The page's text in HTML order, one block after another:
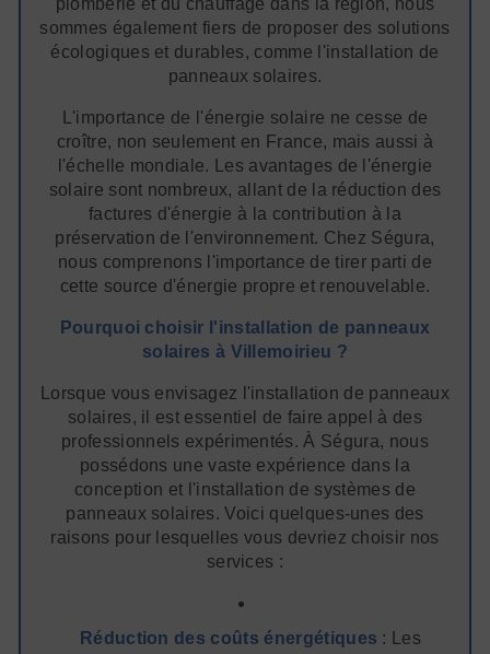
plomberie et du chauffage dans la région, nous
sommes également fiers de proposer des solutions
écologiques et durables, comme l'installation de
panneaux solaires.
L'importance de l'énergie solaire ne cesse de
croître, non seulement en France, mais aussi à
l'échelle mondiale. Les avantages de l'énergie
solaire sont nombreux, allant de la réduction des
factures d'énergie à la contribution à la
préservation de l'environnement. Chez Ségura,
nous comprenons l'importance de tirer parti de
cette source d'énergie propre et renouvelable.
Pourquoi choisir l'installation de panneaux
solaires à Villemoirieu ?
Lorsque vous envisagez l'installation de panneaux
solaires, il est essentiel de faire appel à des
professionnels expérimentés. À Ségura, nous
possédons une vaste expérience dans la
conception et l'installation de systèmes de
panneaux solaires. Voici quelques-unes des
raisons pour lesquelles vous devriez choisir nos
services :
Réduction des coûts énergétiques : Les